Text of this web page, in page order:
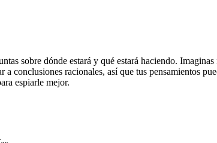
sobre dónde estará y qué estará haciendo.
a conclusiones racionales, así que tus pensamientos
espiarle mejor.